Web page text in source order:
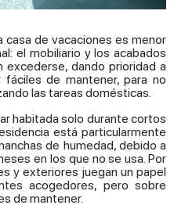
casa de vacaciones es menor
el mobiliario y los acabados
excederse, dando prioridad a
de mantener, para no
las tareas domésticas.
habitada solo durante cortos
está particularmente
de humedad, debido a
en los que no se usa. Por
y exteriores juegan un papel
acogedores, pero sobre
de mantener.